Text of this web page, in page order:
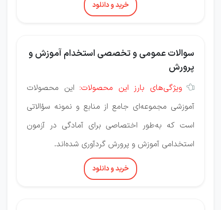
خرید و دانلود
سوالات عمومی و تخصصی استخدام آموزش و
پرورش
 ویژگی‌های بارز این محصولات: این محصولات
آموزشی مجموعه‌ای جامع از منابع و نمونه سؤالاتی
است که به‌طور اختصاصی برای آمادگی در آزمون
استخدامی آموزش و پرورش گردآوری شده‌اند.
خرید و دانلود